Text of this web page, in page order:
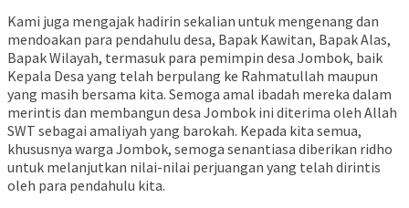
​Kami juga mengajak hadirin sekalian untuk mengenang dan
mendoakan para pendahulu desa, Bapak Kawitan, Bapak Alas,
Bapak Wilayah, termasuk para pemimpin desa Jombok, baik
Kepala Desa yang telah berpulang ke Rahmatullah maupun
yang masih bersama kita. Semoga amal ibadah mereka dalam
merintis dan membangun desa Jombok ini diterima oleh Allah
SWT sebagai amaliyah yang barokah. Kepada kita semua,
khususnya warga Jombok, semoga senantiasa diberikan ridho
untuk melanjutkan nilai-nilai perjuangan yang telah dirintis
oleh para pendahulu kita.